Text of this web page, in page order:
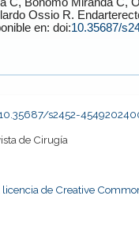
C, Bonomo MirandaC,
Ossio R.
Disponible en: doi:10.35687/
s2452-
de Cirugía
licencia de Creative